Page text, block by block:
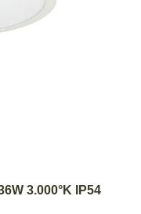
3.000°K IP54